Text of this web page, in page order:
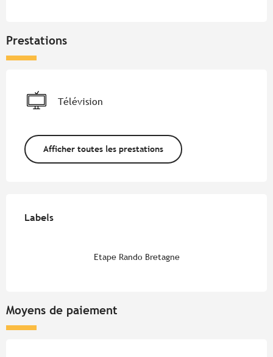
Prestations
Télévision
Afficher toutes les prestations
Labels
Labels
Etape Rando Bretagne
Moyens de paiement